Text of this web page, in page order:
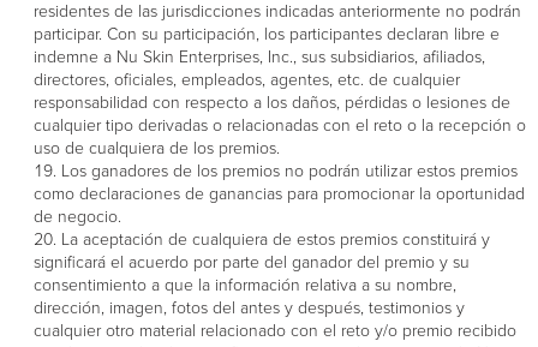
residentes de las jurisdicciones indicadas anteriormente no podrán
participar. Con su participación, los participantes declaran libre e
indemne a Nu Skin Enterprises, Inc., sus subsidiarios, afiliados,
directores, oficiales, empleados, agentes, etc. de cualquier
responsabilidad con respecto a los daños, pérdidas o lesiones de
cualquier tipo derivadas o relacionadas con el reto o la recepción o
uso de cualquiera de los premios.
Los ganadores de los premios no podrán utilizar estos premios
como declaraciones de ganancias para promocionar la oportunidad
de negocio.
La aceptación de cualquiera de estos premios constituirá y
significará el acuerdo por parte del ganador del premio y su
consentimiento a que la información relativa a su nombre,
dirección, imagen, fotos del antes y después, testimonios y
cualquier otro material relacionado con el reto y/o premio recibido